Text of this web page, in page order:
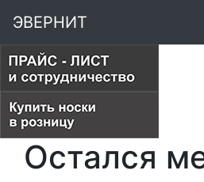
ЭВЕРНИТ
Остался